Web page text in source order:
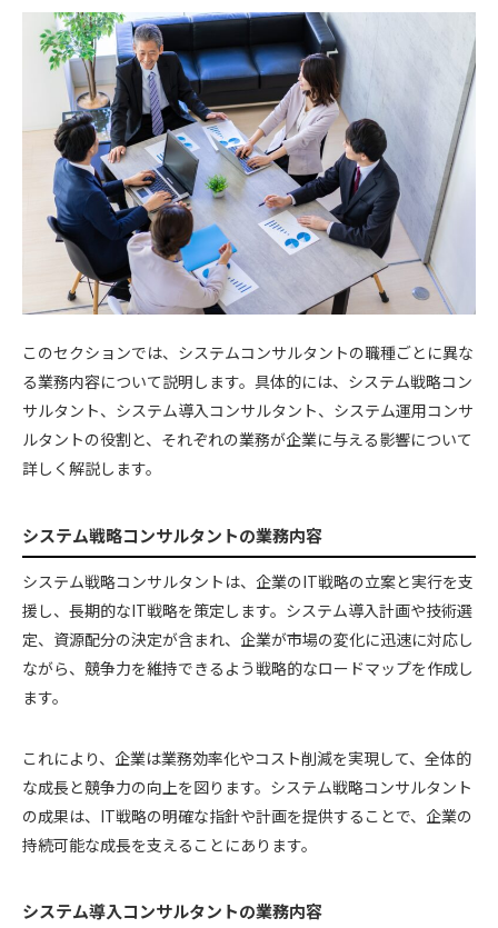
このセクションでは、システムコンサルタントの職種ごとに異な
る業務内容について説明します。具体的には、システム戦略コン
サルタント、システム導入コンサルタント、システム運用コンサ
ルタントの役割と、それぞれの業務が企業に与える影響について
詳しく解説します。
システム戦略コンサルタントの業務内容
システム戦略コンサルタントは、企業のIT戦略の立案と実行を支
援し、長期的なIT戦略を策定します。システム導入計画や技術選
定、資源配分の決定が含まれ、企業が市場の変化に迅速に対応し
ながら、競争力を維持できるよう戦略的なロードマップを作成し
ます。
これにより、企業は業務効率化やコスト削減を実現して、全体的
な成長と競争力の向上を図ります。システム戦略コンサルタント
の成果は、IT戦略の明確な指針や計画を提供することで、企業の
持続可能な成長を支えることにあります。
システム導入コンサルタントの業務内容